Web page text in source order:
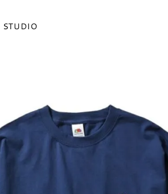
STUDIO